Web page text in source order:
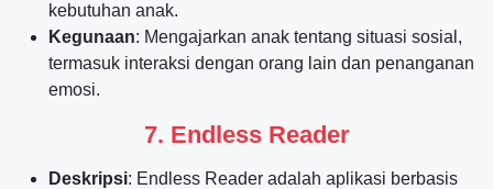
kebutuhan anak.
Kegunaan: Mengajarkan anak tentang situasi sosial,
termasuk interaksi dengan orang lain dan penanganan
emosi.
7. Endless Reader
Deskripsi: Endless Reader adalah aplikasi berbasis